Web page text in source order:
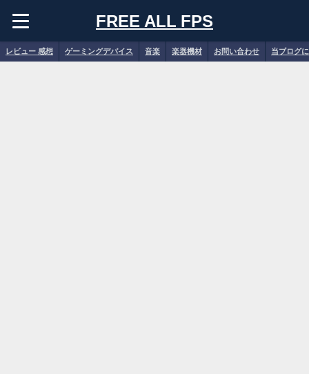
FREE ALL FPS
レビュー 感想 ゲーミングデバイス 音楽 楽器機材 お問い合わせ 当ブログ